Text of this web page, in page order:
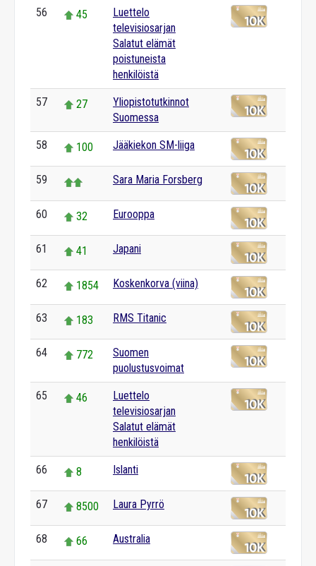
56 45
Luettelo
televisiosarjan
Salatut elämät
poistuneista
henkilöistä
57 27
Yliopistotutkinnot
Suomessa
58 100 Jääkiekon SM-liiga
59 Sara Maria Forsberg
60 32 Eurooppa
61 41 Japani
62 1854 Koskenkorva (viina)
63 183 RMS Titanic
64 772
Suomen
puolustusvoimat
65 46
Luettelo
televisiosarjan
Salatut elämät
henkilöistä
66 8 Islanti
67 8500 Laura Pyrrö
68 66 Australia